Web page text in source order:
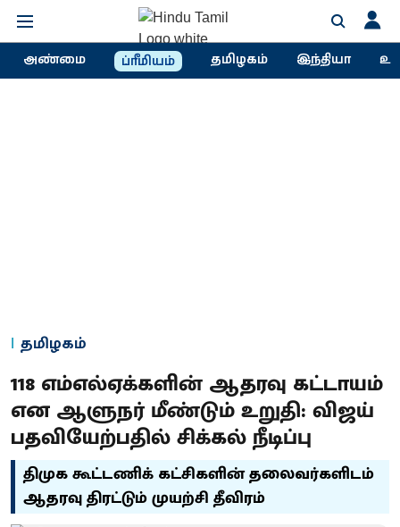
அண்மை ப்ரீமியம் தமிழகம் இந்தியா
தமிழகம்
118 எம்எல்ஏக்களின் ஆதரவு கட்டாயம்
என ஆளுநர் மீண்டும் உறுதி: விஜய்
பதவியேற்பதில் சிக்கல் நீடிப்பு
திமுக கூட்டணிக் கட்சிகளின் தலைவர்களிடம்
ஆதரவு திரட்டும் முயற்சி தீவிரம்